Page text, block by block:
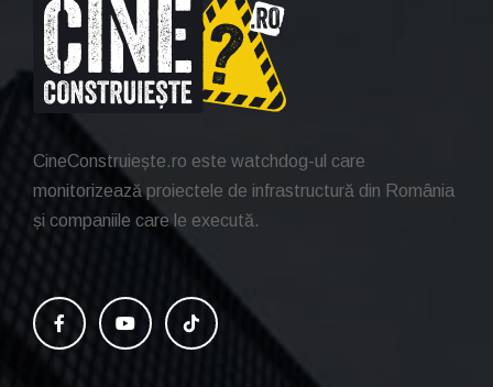
CineConstruiește.ro este watchdog-ul care
monitorizează proiectele de infrastructură din România
și companiile care le execută.